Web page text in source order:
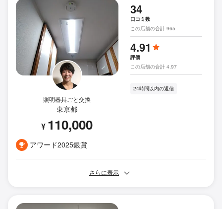
照明器具ごと交換
東京都
¥ 110,000
アワード2025銀賞
34
口コミ数
この店舗の合計 965
4.91
評価
この店舗の合計 4.97
24時間以内の返信
さらに表示